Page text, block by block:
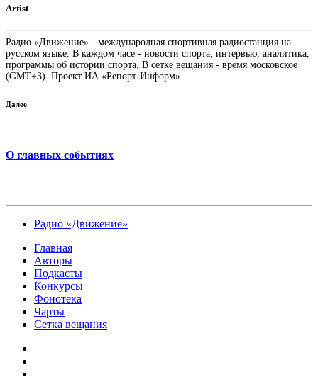
Artist
Радио «Движение» - международная спортивная радиостанция на
русском языке. В каждом часе - новости спорта, интервью, аналитика,
программы об истории спорта. В сетке вещания - время московское
(GMT+3). Проект ИА «Репорт-Информ».
Далее
О главных событиях
Радио «Движение»
Главная
Авторы
Подкасты
Конкурсы
Фонотека
Чарты
Сетка вещания